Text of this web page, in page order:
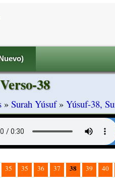
38
» Surah Yúsuf» Yúsuf-38,
35 35 36 37 38 39 40